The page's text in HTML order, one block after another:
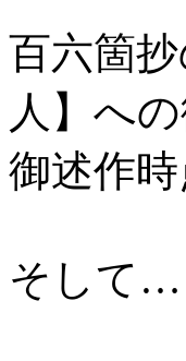
百六箇
人】へ
御述作
そして…